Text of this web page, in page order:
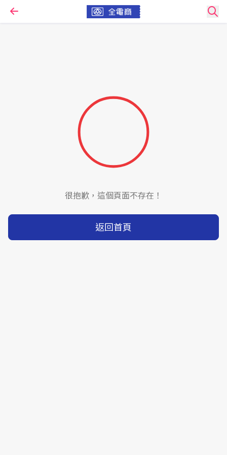
很抱歉，這個頁面不存在！
返回首頁